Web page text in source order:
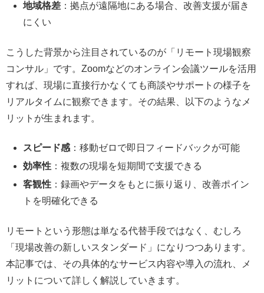
地域格差 ：拠点が遠隔地にある場合、改善支援が届き
にくい
こうした背景から注目されているのが「リモート現場観察
コンサル」です。Zoomなどのオンライン会議ツールを活用
すれば、現場に直接行かなくても商談やサポートの様子を
リアルタイムに観察できます。その結果、以下のようなメ
リットが生まれます。
スピード感 ：移動ゼロで即日フィードバックが可能
効率性 ：複数の現場を短期間で支援できる
客観性 ：録画やデータをもとに振り返り、改善ポイン
トを明確化できる
リモートという形態は単なる代替手段ではなく、むしろ
「現場改善の新しいスタンダード」になりつつあります。
本記事では、その具体的なサービス内容や導入の流れ、メ
リットについて詳しく解説していきます。